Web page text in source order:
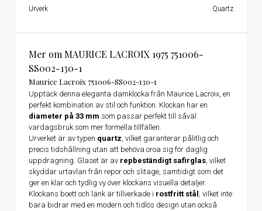
Mer om MAURICE LACROIX 1975 751006-
SS002-130-1
Maurice Lacroix 751006-SS002-130-1
Upptäck denna eleganta damklocka från Maurice Lacroix, en
perfekt kombination av stil och funktion. Klockan har en
diameter på 33 mm som passar perfekt till såväl
vardagsbruk som mer formella tillfällen.
Urverket är av typen quartz, vilket garanterar pålitlig och
precis tidshållning utan att behöva oroa sig för daglig
uppdragning. Glaset är av repbeständigt safirglas, vilket
skyddar urtavlan från repor och slitage, samtidigt som det
ger en klar och tydlig vy över klockans visuella detaljer.
Klockans boett och länk är tillverkade i rostfritt stål , vilket inte
bara bidrar med en modern och tidlös design utan också
Urverk Quartz